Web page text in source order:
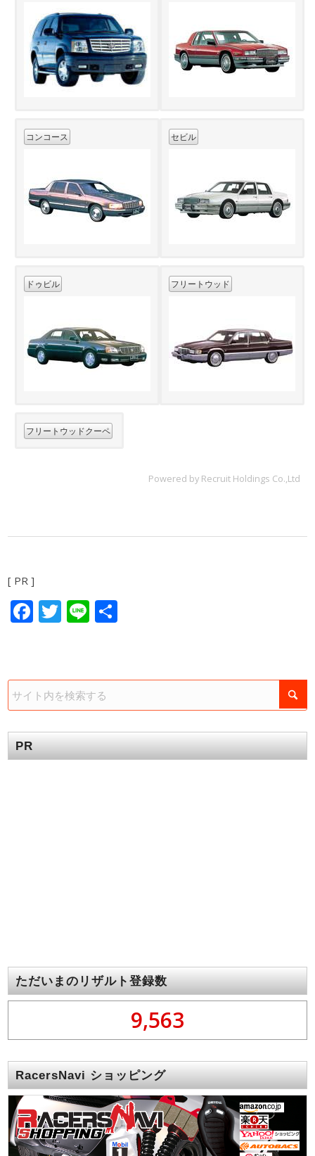
コンコース セビル
ドゥビル フリートウッド
フリートウッドクーペ
Powered by Recruit Holdings Co.,Ltd
[ PR ]
Facebook
Twitter
Line
PR
ただいまのリザルト登録数
9,563
RacersNavi ショッピング